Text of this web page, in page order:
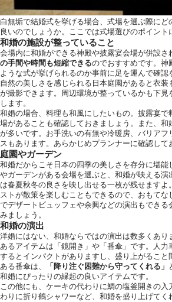
白無垢で結婚式を挙げる場合、式場を選ぶ際にど
良いのでしょうか。ここでは式場選びのポイント
和婚の施設が整っていること
会場内に和婚ができる神殿や披露宴会場が併設さ
の手間や時間も短縮できるのでおすすめです。神
ような式が挙げられるのか事前に足を運んで確認
自然の美しさを感じられる日本庭園があると衣
が撮影できます。周辺環境が整っているかも下見
します。
和婚の場合、料理も和風にしたいもの。披露宴で
場があることも確認しておきましょう。また、和
が多いです。お手洗いの有無や冷暖房、バリアフ
スもあります。あらかじめプランナーに確認して
庭園やガーデン
和婚だからこそ日本の四季の美しさを存分に堪能
やガーデンがある会場を選ぶと、和婚が映える演
は春夏秋冬の良さを映し出せる一枚が残せます
ストが散策を楽しむこともできるので、おもてな
でデザートビュッフェや余興などの演出もできる
みましょう。
和婚の演出
洋婚にはない、和婚ならではの演出は数多くあり
あるアイテムは「鏡開き」や「番傘」です。人力
するとインパクトがありますし、盛り上がること
ある番傘は、
「降り注ぐ困難から守ってくれる」
和婚にぴったりの縁起の良いアイテムです。
この他にも、ケーキの代わりに鯛の塩釜開きの
わりに折り鶴シャワーなど、和婚を盛り上げてく